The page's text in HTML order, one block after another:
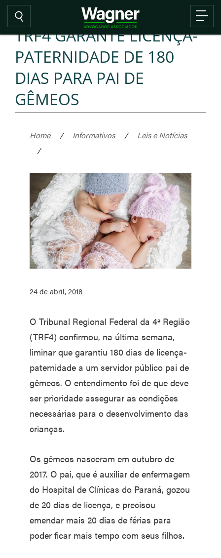
TRF4 GARANTE LICENÇA-
PATERNIDADE DE 180
DIAS PARA PAI DE
GÊMEOS
Home / Informativos /
Leis e Notícias
/
24 de abril, 2018
O Tribunal Regional Federal da 4ª Região
(TRF4) confirmou, na última semana,
liminar que garantiu 180 dias de licença-
paternidade a um servidor público pai de
gêmeos. O entendimento foi de que deve
ser prioridade assegurar as condições
necessárias para o desenvolvimento das
crianças.
Os gêmeos nasceram em outubro de
2017. O pai, que é auxiliar de enfermagem
do Hospital de Clínicas do Paraná, gozou
de 20 dias de licença, e precisou
emendar mais 20 dias de férias para
poder ficar mais tempo com seus filhos.